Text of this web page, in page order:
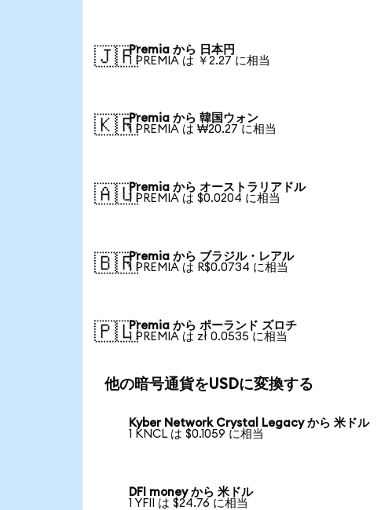
🇯🇵Premia から 日本円
1 PREMIA は ￥2.27 に相当
🇰🇷Premia から 韓国ウォン
1 PREMIA は ₩20.27 に相当
🇦🇺Premia から オーストラリアドル
1 PREMIA は $0.0204 に相当
🇧🇷Premia から ブラジル・レアル
1 PREMIA は R$0.0734 に相当
🇵🇱Premia から ポーランド ズロチ
1 PREMIA は zł 0.0535 に相当
他の暗号通貨をUSDに変換する
Kyber Network Crystal Legacy から 米ドル
1 KNCL は $0.1059 に相当
DFI money から 米ドル
1 YFII は $24.76 に相当